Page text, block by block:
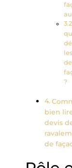
?
bien
devis
de